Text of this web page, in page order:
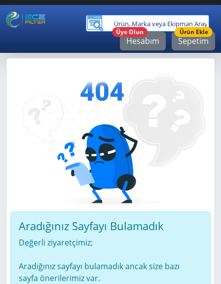
Hesabım
Üye Olun
Sepetim
Ürün Ekle
Aradığınız Sayfayı Bulamadık
Değerli ziyaretçimiz;
Aradığınız sayfayı bulamadık ancak size bazı
sayfa önerilerimiz var.